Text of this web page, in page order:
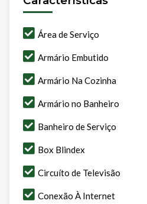
Área de Serviço
Armário Embutido
Armário Na Cozinha
Armário no Banheiro
Banheiro de Serviço
Box Blindex
Circuíto de Televisão
Conexão À Internet